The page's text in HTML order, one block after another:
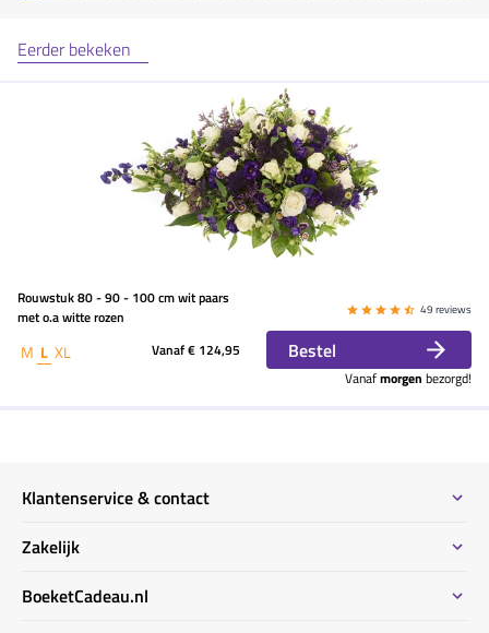
Eerder bekeken
Rouwstuk 80 - 90 - 100 cm wit paars
met o.a witte rozen
M L XL Vanaf€ 124,95
49 reviews
Bestel
Vanafmorgen bezorgd!
Klantenservice & contact
Contact
Bestellen & Betalen
Zakelijk
Bestel informatie zakelijk
BoeketCadeau.nl